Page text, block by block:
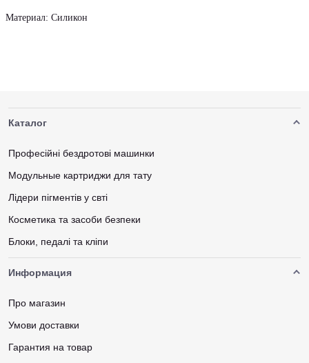
Материал: Силикон
Каталог
Професійні бездротові машинки
Модульные картриджи для тату
Лідери пігментів у свті
Косметика та засоби безпеки
Блоки, педалі та кліпи
Информация
Про магазин
Умови доставки
Гарантия на товар